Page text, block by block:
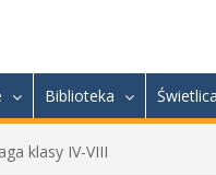
Biblioteka Świetlica
klasy IV-VIII